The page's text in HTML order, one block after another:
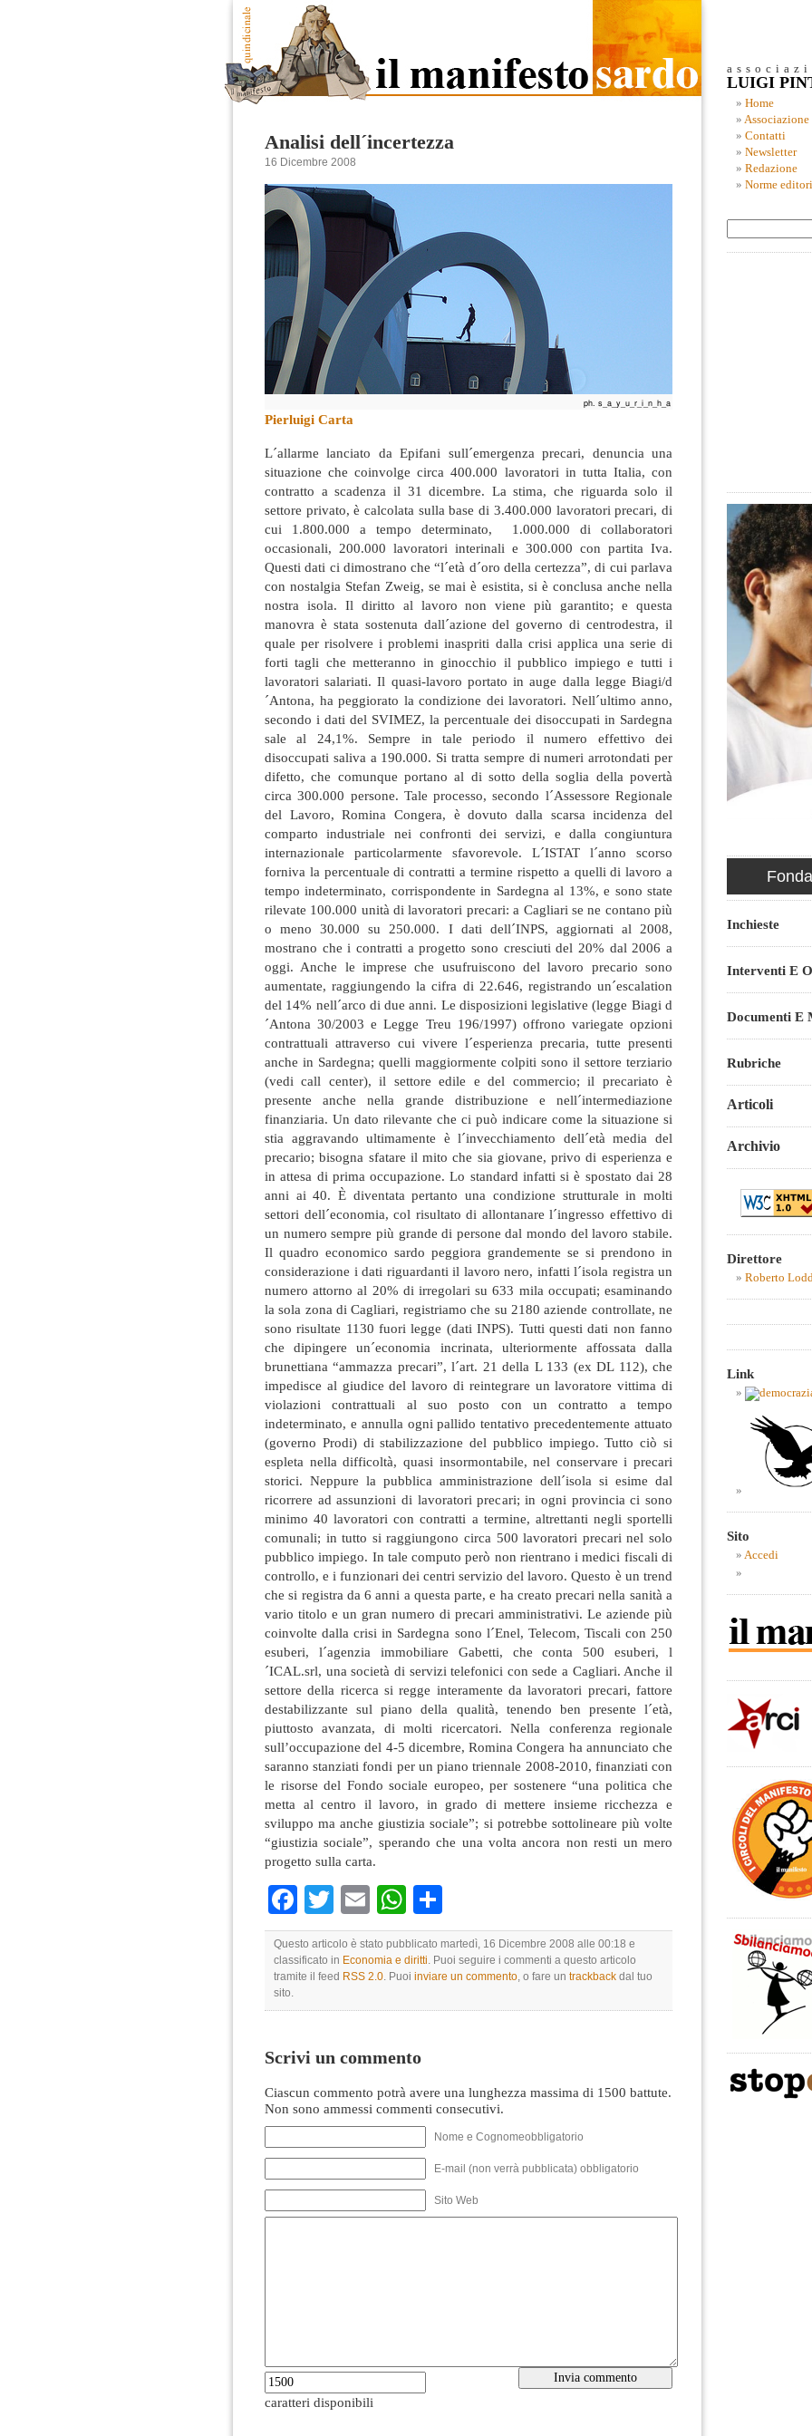
Analisi dell´incertezza
16 Dicembre 2008
Pierluigi Carta
L´allarme lanciato da Epifani sull´emergenza precari, denuncia una
situazione che coinvolge circa 400.000 lavoratori in tutta Italia, con
contratto a scadenza il 31 dicembre. La stima, che riguarda solo il
settore privato, è calcolata sulla base di 3.400.000 lavoratori precari, di
cui 1.800.000 a tempo determinato, 1.000.000 di collaboratori
occasionali, 200.000 lavoratori interinali e 300.000 con partita Iva.
Questi dati ci dimostrano che “l´età d´oro della certezza”, di cui parlava
con nostalgia Stefan Zweig, se mai è esistita, si è conclusa anche nella
nostra isola. Il diritto al lavoro non viene più garantito; e questa
manovra è stata sostenuta dall´azione del governo di centrodestra, il
quale per risolvere i problemi inaspriti dalla crisi applica una serie di
forti tagli che metteranno in ginocchio il pubblico impiego e tutti i
lavoratori salariati. Il quasi-lavoro portato in auge dalla legge Biagi/d
´Antona, ha peggiorato la condizione dei lavoratori. Nell´ultimo anno,
secondo i dati del SVIMEZ, la percentuale dei disoccupati in Sardegna
sale al 24,1%. Sempre in tale periodo il numero effettivo dei
disoccupati saliva a 190.000. Si tratta sempre di numeri arrotondati per
difetto, che comunque portano al di sotto della soglia della povertà
circa 300.000 persone. Tale processo, secondo l´Assessore Regionale
del Lavoro, Romina Congera, è dovuto dalla scarsa incidenza del
comparto industriale nei confronti dei servizi, e dalla congiuntura
internazionale particolarmente sfavorevole. L´ISTAT l´anno scorso
forniva la percentuale di contratti a termine rispetto a quelli di lavoro a
tempo indeterminato, corrispondente in Sardegna al 13%, e sono state
rilevate 100.000 unità di lavoratori precari: a Cagliari se ne contano più
o meno 30.000 su 250.000. I dati dell´INPS, aggiornati al 2008,
mostrano che i contratti a progetto sono cresciuti del 20% dal 2006 a
oggi. Anche le imprese che usufruiscono del lavoro precario sono
aumentate, raggiungendo la cifra di 22.646, registrando un´escalation
del 14% nell´arco di due anni. Le disposizioni legislative (legge Biagi d
´Antona 30/2003 e Legge Treu 196/1997) offrono variegate opzioni
contrattuali attraverso cui vivere l´esperienza precaria, tutte presenti
anche in Sardegna; quelli maggiormente colpiti sono il settore terziario
(vedi call center), il settore edile e del commercio; il precariato è
presente anche nella grande distribuzione e nell´intermediazione
finanziaria. Un dato rilevante che ci può indicare come la situazione si
stia aggravando ultimamente è l´invecchiamento dell´età media del
precario; bisogna sfatare il mito che sia giovane, privo di esperienza e
in attesa di prima occupazione. Lo standard infatti si è spostato dai 28
anni ai 40. È diventata pertanto una condizione strutturale in molti
settori dell´economia, col risultato di allontanare l´ingresso effettivo di
un numero sempre più grande di persone dal mondo del lavoro stabile.
Il quadro economico sardo peggiora grandemente se si prendono in
considerazione i dati riguardanti il lavoro nero, infatti l´isola registra un
numero attorno al 20% di irregolari su 633 mila occupati; esaminando
la sola zona di Cagliari, registriamo che su 2180 aziende controllate, ne
sono risultate 1130 fuori legge (dati INPS). Tutti questi dati non fanno
che dipingere un´economia incrinata, ulteriormente affossata dalla
brunettiana “ammazza precari”, l´art. 21 della L 133 (ex DL 112), che
impedisce al giudice del lavoro di reintegrare un lavoratore vittima di
violazioni contrattuali al suo posto con un contratto a tempo
indeterminato, e annulla ogni pallido tentativo precedentemente attuato
(governo Prodi) di stabilizzazione del pubblico impiego. Tutto ciò si
espleta nella difficoltà, quasi insormontabile, nel conservare i precari
storici. Neppure la pubblica amministrazione dell´isola si esime dal
ricorrere ad assunzioni di lavoratori precari; in ogni provincia ci sono
minimo 40 lavoratori con contratti a termine, altrettanti negli sportelli
comunali; in tutto si raggiungono circa 500 lavoratori precari nel solo
pubblico impiego. In tale computo però non rientrano i medici fiscali di
controllo, e i funzionari dei centri servizio del lavoro. Questo è un trend
che si registra da 6 anni a questa parte, e ha creato precari nella sanità a
vario titolo e un gran numero di precari amministrativi. Le aziende più
coinvolte dalla crisi in Sardegna sono l´Enel, Telecom, Tiscali con 250
esuberi, l´agenzia immobiliare Gabetti, che conta 500 esuberi, l
´ICAL.srl, una società di servizi telefonici con sede a Cagliari. Anche il
settore della ricerca si regge interamente da lavoratori precari, fattore
destabilizzante sul piano della qualità, tenendo ben presente l´età,
piuttosto avanzata, di molti ricercatori. Nella conferenza regionale
sull’occupazione del 4-5 dicembre, Romina Congera ha annunciato che
saranno stanziati fondi per un piano triennale 2008-2010, finanziati con
le risorse del Fondo sociale europeo, per sostenere “una politica che
metta al centro il lavoro, in grado di mettere insieme ricchezza e
sviluppo ma anche giustizia sociale”; si potrebbe sottolineare più volte
“giustizia sociale”, sperando che una volta ancora non resti un mero
progetto sulla carta.
Facebook
TwitterEmailWhatsApp
Questo articolo è stato pubblicato martedì, 16 Dicembre 2008 alle 00:18 e
classificato in Economia e diritti. Puoi seguire i commenti a questo articolo
tramite il feed RSS 2.0. Puoi inviare un commento, o fare un trackback dal tuo
sito.
Scrivi un commento
Ciascun commento potrà avere una lunghezza massima di 1500 battute.
Non sono ammessi commenti consecutivi.
Nome e Cognomeobbligatorio
E-mail (non verrà pubblicata) obbligatorio
Sito Web
caratteri disponibili
LUIGI
Home
Associazione
Contatti
Newsletter
Redazione
Norme
Inchieste
Interventi E
Documenti E
Rubriche
Articoli
Archivio
Direttore
Roberto
Link
Sito
Accedi